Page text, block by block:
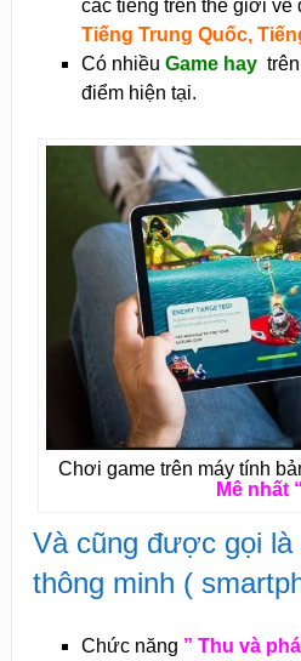
các tiếng trên thế giới về
Tiếng Trung Quốc,
Có nhiều Game hay
điểm hiện tại.
Chơi game trên máy tính
Mê nhất “
Và cũng được gọi là
thông minh (
Chức năng ” Thu và